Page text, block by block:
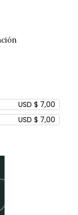
USD $ 7,00
USD $ 7,00